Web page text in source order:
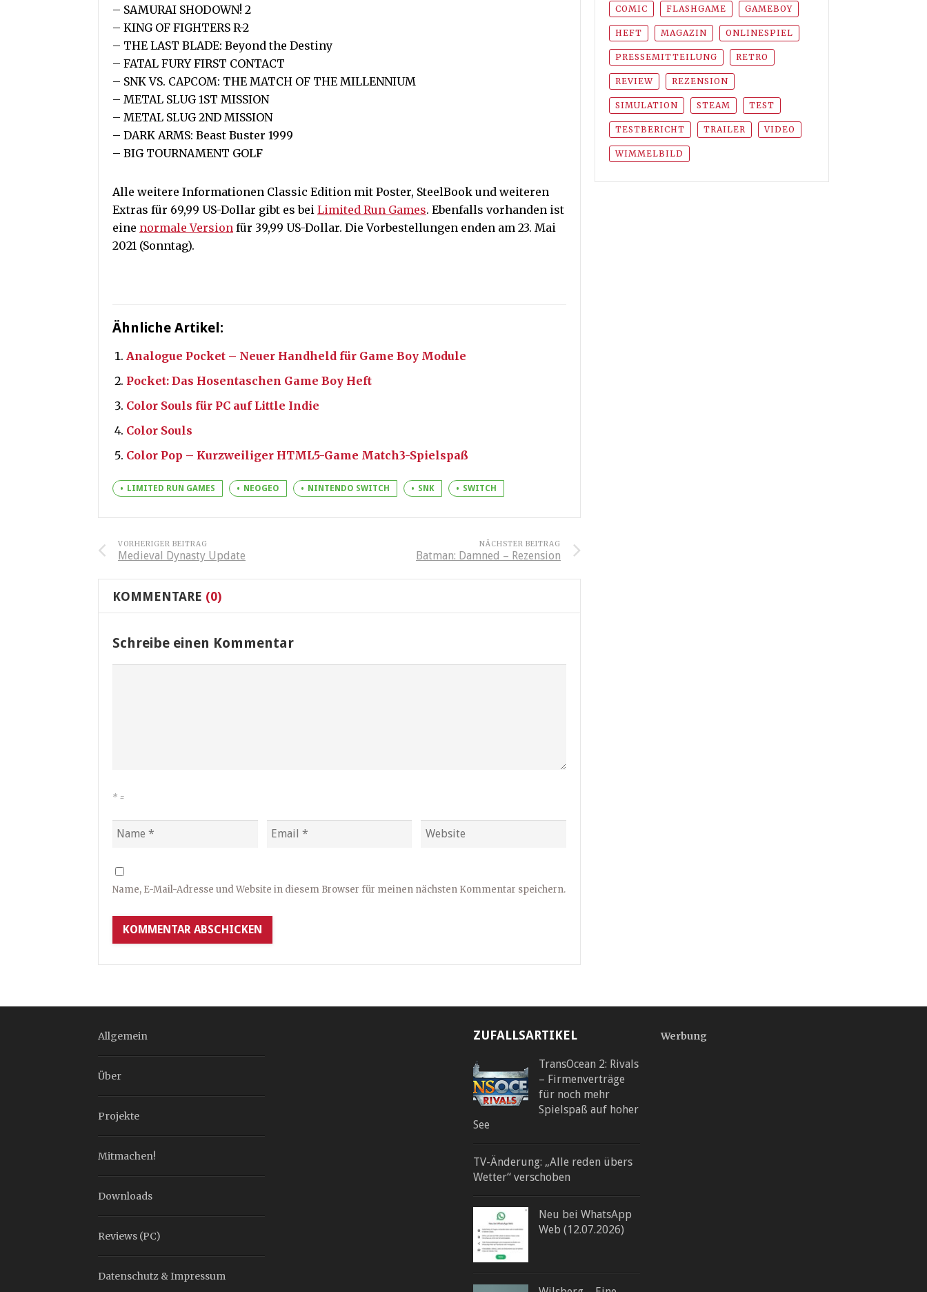
– SAMURAI SHODOWN! 2
– KING OF FIGHTERS R-2
– THE LAST BLADE: Beyond the Destiny
– FATAL FURY FIRST CONTACT
– SNK VS. CAPCOM: THE MATCH OF THE MILLENNIUM
– METAL SLUG 1ST MISSION
– METAL SLUG 2ND MISSION
– DARK ARMS: Beast Buster 1999
– BIG TOURNAMENT GOLF
Alle weitere Informationen Classic Edition mit Poster, SteelBook und weiteren
Extras für 69,99 US-Dollar gibt es bei Limited Run Games. Ebenfalls vorhanden ist
eine normale Version für 39,99 US-Dollar. Die Vorbestellungen enden am 23. Mai
2021 (Sonntag).
Ähnliche Artikel:
Analogue Pocket – Neuer Handheld für Game Boy Module
Pocket: Das Hosentaschen Game Boy Heft
Color Souls für PC auf Little Indie
Color Souls
Color Pop – Kurzweiliger HTML5-Game Match3-Spielspaß
LIMITED RUN GAMES NEOGEO NINTENDO SWITCH SNK SWITCH
VORHERIGER BEITRAG
Medieval Dynasty Update
NÄCHSTER BEITRAG
Batman: Damned – Rezension
KOMMENTARE (0)
Schreibe einen Kommentar
* =
Name, E-Mail-Adresse und Website in diesem Browser für meinen nächsten Kommentar speichern.
COMIC FLASHGAME GAMEBOY
HEFT MAGAZIN ONLINESPIEL
PRESSEMITTEILUNG RETRO
REVIEW REZENSION
SIMULATION STEAM TEST
TESTBERICHT TRAILER VIDEO
WIMMELBILD
Allgemein
Über
Projekte
Mitmachen!
Downloads
Reviews (PC)
Datenschutz & Impressum
ZUFALLSARTIKEL
TransOcean 2: Rivals
– Firmenverträge
für noch mehr
Spielspaß auf hoher
See
TV-Änderung: „Alle reden übers
Wetter“ verschoben
Neu bei WhatsApp
Web (12.07.2026)
Werbung